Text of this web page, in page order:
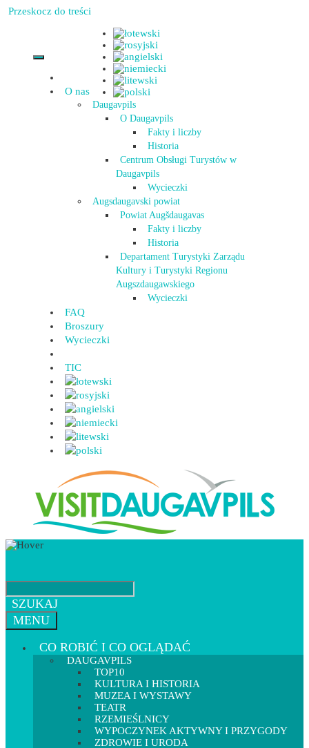
Przeskocz do treści
O nas
Daugavpils
O Daugavpils
Fakty i liczby
Historia
Centrum Obsługi Turystów w
Daugavpils
Wycieczki
Augsdaugavski powiat
Powiat Augšdaugavas
Fakty i liczby
Historia
Departament Turystyki Zarządu
Kultury i Turystyki Regionu
Augszdaugawskiego
Wycieczki
FAQ
Broszury
Wycieczki
TIC
SZUKAJ
MENU
CO ROBIĆ I CO OGLĄDAĆ
DAUGAVPILS
TOP10
KULTURA I HISTORIA
MUZEA I WYSTAWY
TEATR
RZEMIEŚLNICY
WYPOCZYNEK AKTYWNY I PRZYGODY
ZDROWIE I URODA